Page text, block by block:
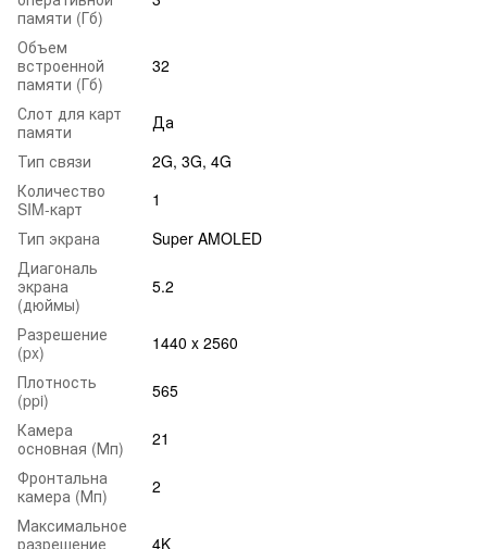
памяти (Гб)
Объем
встроенной
памяти (Гб)
32
Слот для карт
памяти
Да
Тип связи
2G, 3G, 4G
Количество
SIM-карт
1
Тип экрана
Super AMOLED
Диагональ
экрана
(дюймы)
5.2
Разрешение
(px)
1440 x 2560
Плотность
(ppi)
565
Камера
основная (Мп)
21
Фронтальна
камера (Мп)
2
Максимальное
разрешение
4K